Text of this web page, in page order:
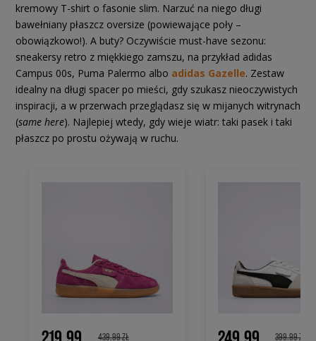
kremowy T-shirt o fasonie slim. Narzuć na niego długi
bawełniany płaszcz oversize (powiewające poły –
obowiązkowo!). A buty? Oczywiście must-have sezonu:
sneakersy retro z miękkiego zamszu, na przykład adidas
Campus 00s, Puma Palermo albo adidas Gazelle. Zestaw
idealny na długi spacer po mieści, gdy szukasz nieoczywistych
inspiracji, a w przerwach przeglądasz się w mijanych witrynach
(same here). Najlepiej wtedy, gdy wieje wiatr: taki pasek i taki
płaszcz po prostu ożywają w ruchu.
439.99 ZŁ
399.99 ZŁ